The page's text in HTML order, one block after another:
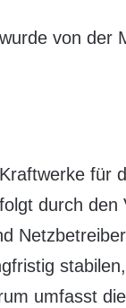
von der
für
durch den
umfasst